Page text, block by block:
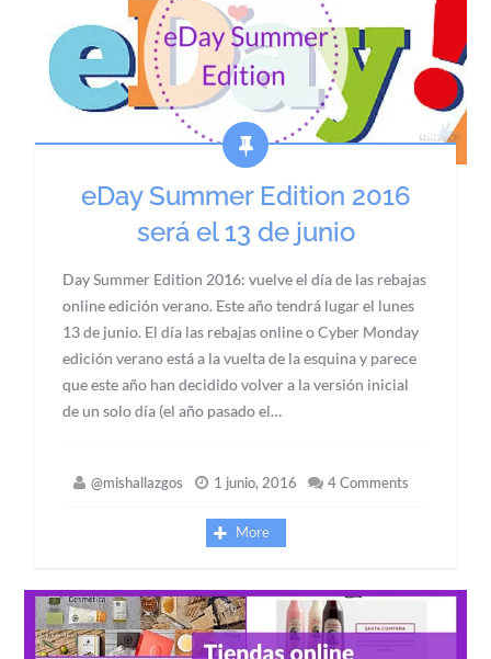
eDay Summer Edition 2016
será el 13 de junio
Day Summer Edition 2016: vuelve el día de las rebajas
online edición verano. Este año tendrá lugar el lunes
13 de junio. El día las rebajas online o Cyber Monday
edición verano está a la vuelta de la esquina y parece
que este año han decidido volver a la versión inicial
de un solo día (el año pasado el…
@mishallazgos 1 junio, 2016 4 Comments
More